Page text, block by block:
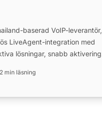
baserad VoIP-leverantör,
LiveAgent-integration med
lösningar, snabb aktivering
2 min läsning